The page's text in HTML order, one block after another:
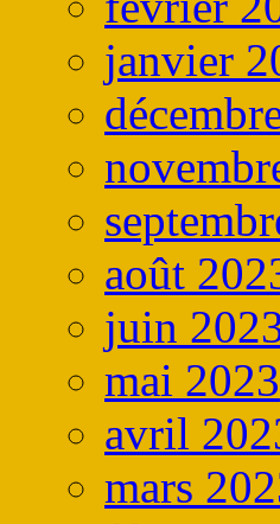
janvier
août
juin
mai 2023
avril
mars